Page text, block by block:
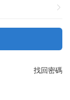
找回密碼